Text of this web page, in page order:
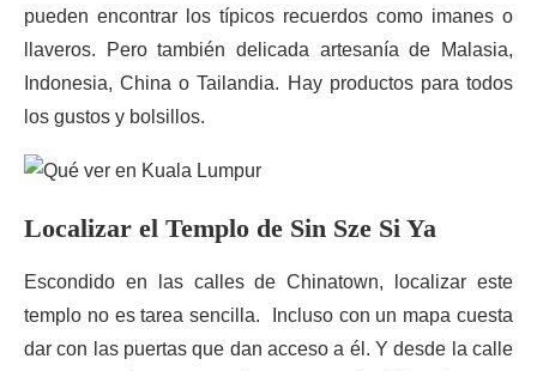
pueden encontrar los típicos recuerdos como imanes o
llaveros. Pero también delicada artesanía de Malasia,
Indonesia, China o Tailandia. Hay productos para todos
los gustos y bolsillos.
Localizar el Templo de Sin Sze Si Ya
Escondido en las calles de Chinatown, localizar este
templo no es tarea sencilla. Incluso con un mapa cuesta
dar con las puertas que dan acceso a él. Y desde la calle